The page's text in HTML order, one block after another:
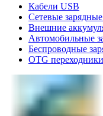
Кабели USB
Сетевые
Внешние
Автомобильные
Беспроводные
OTG переходники